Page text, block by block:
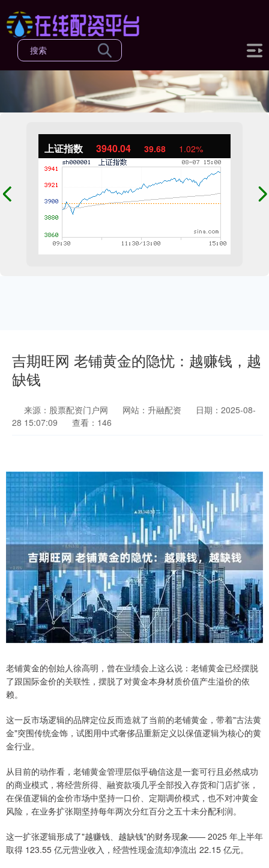
上证指数 3940.04 39.68 1.02%
吉期旺网 老铺黄金的隐忧：越赚钱，越
缺钱
来源：股票配资门户网 网站：升融配资
日期：2025-08-
28 15:07:09
查看：146
老铺黄金的创始人徐高明，曾在业绩会上这么说：老铺黄金已经摆脱
了跟国际金价的关联性，摆脱了对黄金本身材质价值产生溢价的依
赖。
这一反市场逻辑的品牌定位反而造就了当前的老铺黄金，带着"古法黄
金"突围传统金饰，试图用中式奢侈品重新定义以保值逻辑为核心的黄
金行业。
从目前的动作看，老铺黄金管理层似乎确信这是一套可行且必然成功
的商业模式，将经营所得、融资款项几乎全部投入存货和门店扩张，
在保值逻辑的金价市场中坚持一口价、定期调价模式，也不对冲黄金
风险，在业务扩张期坚持每年两次分红百分之五十未分配利润。
这一扩张逻辑形成了"越赚钱、越缺钱"的财务现象—— 2025 年上半年
取得 123.55 亿元营业收入，经营性现金流却净流出 22.15 亿元。